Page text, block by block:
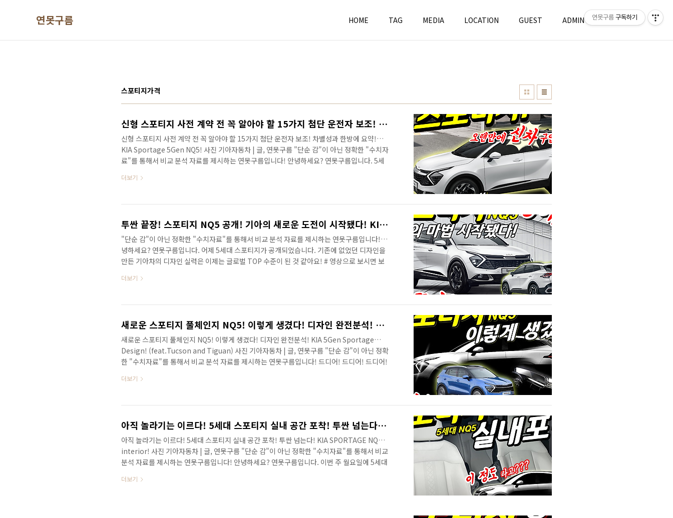
연못구름 HOME TAG MEDIA LOCATION GUEST ADMIN WRITE
스포티지가격
신형 스포티지 사전 계약 전 꼭 알아야 할 15가지 첨단 운전자 보조! 차별성과 한방에 요약! KIA Sportage 5Gen NQ5!
신형 스포티지 사전 계약 전 꼭 알아야 할 15가지 첨단 운전자 보조! 차별성과 한방에 요약!
KIA Sportage 5Gen NQ5! 사진 기아자동차 | 글, 연못구름 "단순 감"이 아닌 정확한 "수치자
료"를 통해서 비교 분석 자료를 제시하는 연못구름입니다! 안녕하세요? 연못구름입니다. 5세
공개가 되었고, 하이브리드 가격은 공개가 되지 않았습니다. 다만 하이브리드도 사전 계약은
것인지 소식을 알려드리는 입장에서 참 아이러니하죠! # 영상으로 보시면 보다 세부적인 정보
더보기
투싼 끝장! 스포티지 NQ5 공개! 기아의 새로운 도전이 시작됐다! KIA Sportage Design! VS Hyundai Tucson사진 기아자동차 | 글, 연못구름
"단순 감"이 아닌 정확한 "수치자료"를 통해서 비교 분석 자료를 제시하는 연못구름입니다! 안
녕하세요? 연못구름입니다. 어제 5세대 스포티지가 공개되었습니다. 기존에 없었던 디자인을
만든 기아차의 디자인 실력은 이제는 글로벌 TOP 수준이 된 것 같아요! # 영상으로 보시면 보
없어 보입니다. 출처: https://lastzone.tistory.com/1797 [연못구름] 어떤 경쟁력을 갖추
르고 정확하게 얻는 방법 아시죠? (상단 이미지 클릭 이동) 새롭게 출시될 신차 소식이 궁금하
더보기
새로운 스포티지 풀체인지 NQ5! 이렇게 생겼다! 디자인 완전분석! KIA 5Gen Sportage Design! (feat.Tucson and Tiguan)
새로운 스포티지 풀체인지 NQ5! 이렇게 생겼다! 디자인 완전분석! KIA 5Gen Sportage
Design! (feat.Tucson and Tiguan) 사진 기아자동차 | 글, 연못구름 "단순 감"이 아닌 정확
한 "수치자료"를 통해서 비교 분석 자료를 제시하는 연못구름입니다! 드디어! 드디어! 드디어!
타 기아 한국 채널이 아닌 월드 와이드라서 한국 시간 기준이라면 화요일, 그리고 미국 시간 기
때문에 디자인에 대한 기대와 호불호가 많았죠? 티저가 공개가 되었고, 예상도까지 공개가 되
더보기
아직 놀라기는 이르다! 5세대 스포티지 실내 공간 포착! 투싼 넘는다! KIA SPORTAGE NQ5 interior!
아직 놀라기는 이르다! 5세대 스포티지 실내 공간 포착! 투싼 넘는다! KIA SPORTAGE NQ5
interior! 사진 기아자동차 | 글, 연못구름 "단순 감"이 아닌 정확한 "수치자료"를 통해서 비교
분석 자료를 제시하는 연못구름입니다! 안녕하세요? 연못구름입니다. 이번 주 월요일에 5세대
러분은 어떠셨나요? 신차 정보를 알려드리는 입장에서 새롭게 출시될 신차에 익숙한 편인데, 5
더보기
연못구름 구독하기